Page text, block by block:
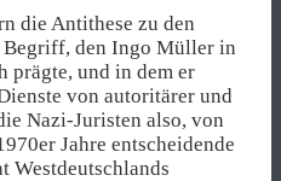
die Antithese zu den
Begriff, den Ingo Müller in
prägte, und in dem er
von autoritärer und
Nazi-Juristen also, von
Jahre entscheidende
Westdeutschlands